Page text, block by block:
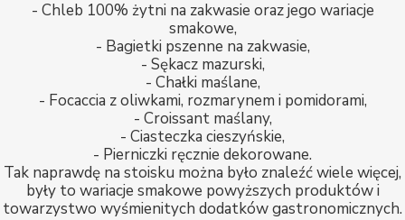
- Chleb 100% żytni na zakwasie oraz jego wariacje
smakowe,
- Bagietki pszenne na zakwasie,
- Sękacz mazurski,
- Chałki maślane,
- Focaccia z oliwkami, rozmarynem i pomidorami,
- Croissant maślany,
- Ciasteczka cieszyńskie,
- Pierniczki ręcznie dekorowane.
Tak naprawdę na stoisku można było znaleźć wiele więcej,
były to wariacje smakowe powyższych produktów i
towarzystwo wyśmienitych dodatków gastronomicznych.